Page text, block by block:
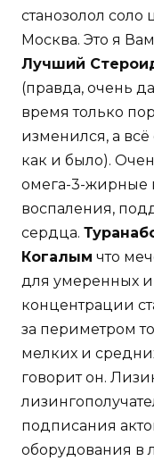
станозолол соло
Москва. Это я
Лучший
(правда, очень
время только
изменился, а всё
как и было).
омега-3-жирные
воспаления,
сердца.
Когалым что
для умеренных
концентрации
за периметром
мелких и
говорит он.
подписания
оборудования в